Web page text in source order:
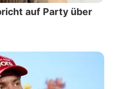
auf Party über